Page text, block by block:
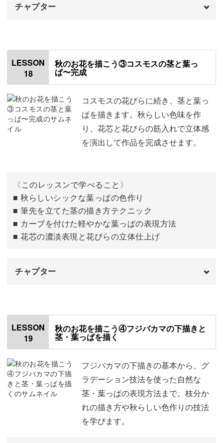
チャプター
コスモスの下描きを描く
花びらの色を塗る
LESSON
18
秋のお花を描こう③コスモスの茎と葉っ
ぱ〜完成
コスモスの花びらに続き、茎と葉っ
ぱを描きます。秋らしい色味を作
り、花芯と花びらの筋入れで立体感
を演出して作品を完成させます。
〈このレッスンで学べること〉
■ 秋らしいシックな葉っぱの色作り
■ 筆先を立てた茎の描き方テクニック
■ カーブを付けた軽やかな葉っぱの表現方法
■ 花芯の濃淡表現と花びらの立体仕上げ
チャプター
茎と葉っぱを描く
花芯を描く
コスモスを仕上げる 05:49
LESSON
19
秋のお花を描こう④フジバカマの下描きと
茎・葉っぱを描く
フジバカマの下描きの基本から、グ
ラデーション技法を使った自然な
茎・葉っぱの表現方法まで。枝分か
れの描き方や秋らしい色作りの技法
を学びます。